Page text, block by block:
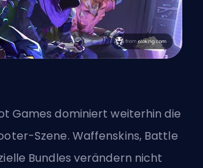
Games dominiert weiterhin die
Szene. Waffenskins, Battle
Bundles verändern nicht